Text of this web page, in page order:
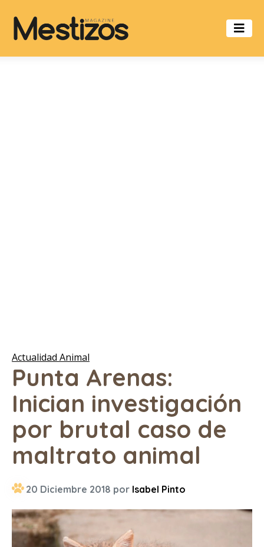
Actualidad Animal
Punta Arenas:
Inician investigación
por brutal caso de
maltrato animal
20 Diciembre 2018 por Isabel Pinto